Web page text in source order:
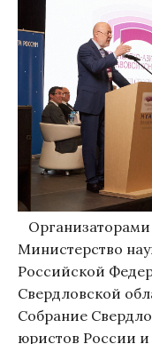
Министерство
Российской
Свердловской
Собрание
юристов России и